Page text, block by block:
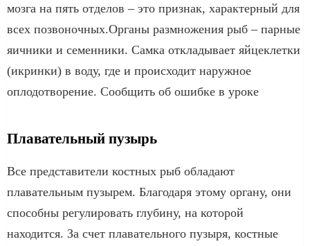
мозга на пять отделов – это признак, характерный для
всех позвоночных.Органы размножения рыб – парные
яичники и семенники. Самка откладывает яйцеклетки
(икринки) в воду, где и происходит наружное
оплодотворение. Сообщить об ошибке в уроке
Плавательный пузырь
Все представители костных рыб обладают
плавательным пузырем. Благодаря этому органу, они
способны регулировать глубину, на которой
находится. За счет плавательного пузыря, костные